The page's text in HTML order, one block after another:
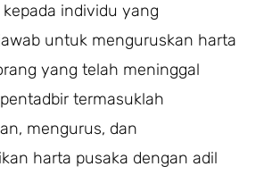
individu yang
untuk menguruskan harta
yang telah meninggal
termasuklah
mengurus, dan
harta pusaka dengan adil